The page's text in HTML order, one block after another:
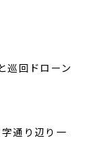
巡回ドローン
通り辺り一